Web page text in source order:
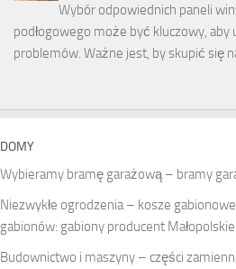
Wybór odpowiednich paneli
podłogowego może być kluczowy, aby
problemów. Ważne jest, by skupić się
DOMY
Wybieramy bramę garażową – bramy
Niezwykłe ogrodzenia – kosze
gabionów: gabiony producent Małopolskie
Budownictwo i maszyny – części